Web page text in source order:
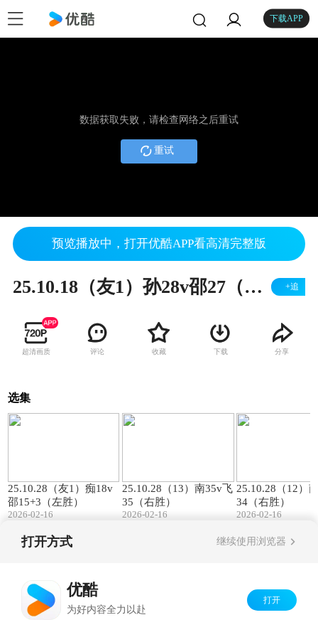
下载APP
数据获取失败，请检查网络之后重试
重试
预览播放中，打开优酷APP看高清完整版
25.10.18（友1）孙28v邵27（左胜） +追
超清画质 评论 收藏 下载 分享
选集
25.10.28（友1）痴18v
邵15+3（左胜）
2026-02-16
25.10.28（13）南35v飞
35（右胜）
2026-02-16
25.10.28（12）
34（右胜）
2026-02-16
打开方式 继续使用浏览器
优酷
为好内容全力以赴
打开